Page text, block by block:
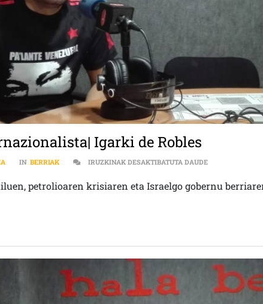
Igarki de Robles
IN BERRIAK IRUZKINAK DESAKTIBATUTA DAUDEKOLABORAZIO
petrolioaren krisiaren eta Israelgo gobernu